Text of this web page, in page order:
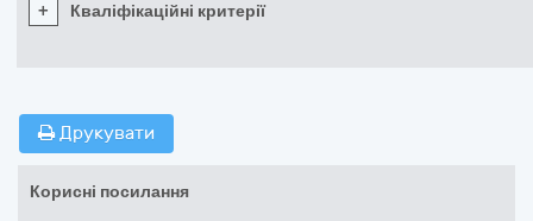
+ Кваліфікаційні критерії
Друкувати
Корисні посилання